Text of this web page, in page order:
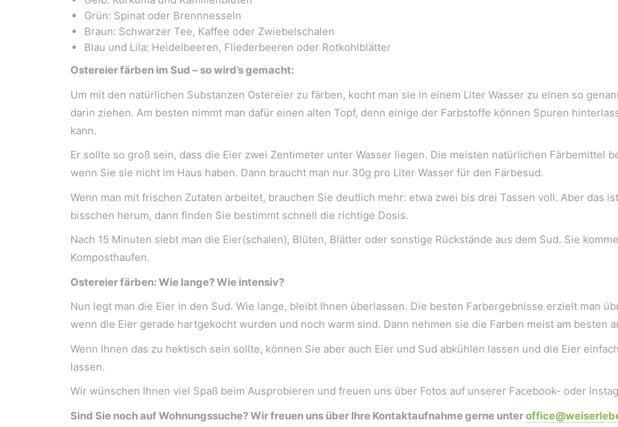
Grün: Spinat oder Brennnesseln
Braun: Schwarzer Tee, Kaffee oder Zwiebelschalen
Blau und Lila: Heidelbeeren, Fliederbeeren oder Rotkohlblätter
Ostereier färben im Sud – so wird’s gemacht:
Um mit den natürlichen Substanzen Ostereier zu färben, kocht man sie in einem Liter Wasser zu einen so
darin ziehen. Am besten nimmt man dafür einen alten Topf, denn einige der Farbstoffe können Spuren
kann.
Er sollte so groß sein, dass die Eier zwei Zentimeter unter Wasser liegen. Die meisten natürlichen Färbemittel
wenn Sie sie nicht im Haus haben. Dann braucht man nur 30g pro Liter Wasser für den Färbesud.
Wenn man mit frischen Zutaten arbeitet, brauchen Sie deutlich mehr: etwa zwei bis drei Tassen voll. Aber das
bisschen herum, dann finden Sie bestimmt schnell die richtige Dosis.
Nach 15 Minuten siebt man die Eier(schalen), Blüten, Blätter oder sonstige Rückstände aus dem Sud. Sie
Komposthaufen.
Ostereier färben: Wie lange? Wie intensiv?
Nun legt man die Eier in den Sud. Wie lange, bleibt Ihnen überlassen. Die besten Farbergebnisse erzielt man
wenn die Eier gerade hartgekocht wurden und noch warm sind. Dann nehmen sie die Farben meist am besten
Wenn Ihnen das zu hektisch sein sollte, können Sie aber auch Eier und Sud abkühlen lassen und die Eier
lassen.
Wir wünschen Ihnen viel Spaß beim Ausprobieren und freuen uns über Fotos auf unserer Facebook- oder
Sind Sie noch auf Wohnungssuche? Wir freuen uns über Ihre Kontaktaufnahme gerne unter
WeiserLeben GmbH
Bergheimerstraße 45
A-5020 Salzburg
office@weiserleben.at
Wir schaffen Lebensräume, die die Außenwelt mit der Innenwelt verbinden. Das Persönliche steht stets
Kontakt
Newsletter
Impressum
Datenschutzerklärung – WeiserLeben